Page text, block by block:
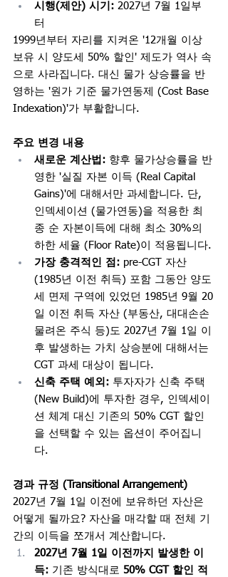
시행(제안) 시기: 2027년 7월 1일부
터
1999년부터 자리를 지켜온 '12개월 이상
보유 시 양도세 50% 할인' 제도가 역사 속
으로 사라집니다. 대신 물가 상승률을 반
영하는 '원가 기준 물가연동제 (Cost Base
Indexation)'가 부활합니다.
주요 변경 내용
새로운 계산법: 향후 물가상승률을 반
영한 '실질 자본 이득 (Real Capital
Gains)'에 대해서만 과세합니다. 단,
인덱세이션 (물가연동)을 적용한 최
종 순 자본이득에 대해 최소 30%의
하한 세율 (Floor Rate)이 적용됩니다.
가장 충격적인 점: pre-CGT 자산
(1985년 이전 취득) 포함 그동안 양도
세 면제 구역에 있었던 1985년 9월 20
일 이전 취득 자산 (부동산, 대대손손
물려온 주식 등)도 2027년 7월 1일 이
후 발생하는 가치 상승분에 대해서는
CGT 과세 대상이 됩니다.
신축 주택 예외: 투자자가 신축 주택
(New Build)에 투자한 경우, 인덱세이
션 체계 대신 기존의 50% CGT 할인
을 선택할 수 있는 옵션이 주어집니
다.
경과 규정 (Transitional Arrangement)
2027년 7월 1일 이전에 보유하던 자산은
어떻게 될까요? 자산을 매각할 때 전체 기
간의 이득을 쪼개서 계산합니다.
2027년 7월 1일 이전까지 발생한 이
득: 기존 방식대로 50% CGT 할인 적